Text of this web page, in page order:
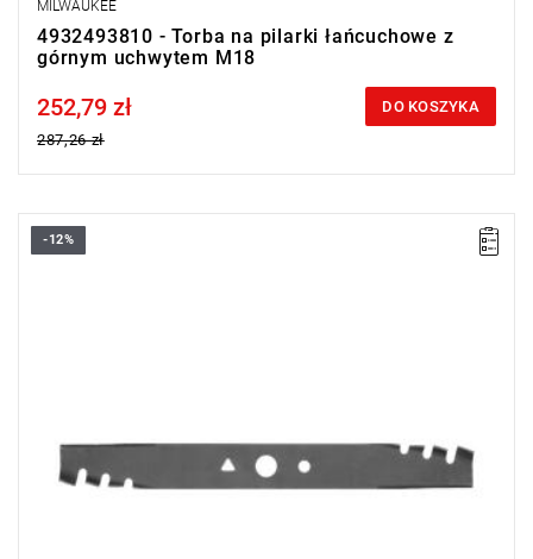
MILWAUKEE
4932493810 - Torba na pilarki łańcuchowe z
górnym uchwytem M18
Price tax included
252,79 zł
287,26 zł
DO KOSZYKA
-12%